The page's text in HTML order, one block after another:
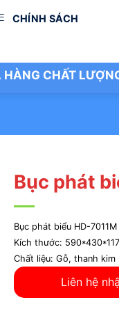
CHÍNH SÁCH
CHẤT
Bục phát
Bục phát biểu HD-7011M
Kích thước:
Chất liệu: Gỗ, thanh kim
Liên hệ